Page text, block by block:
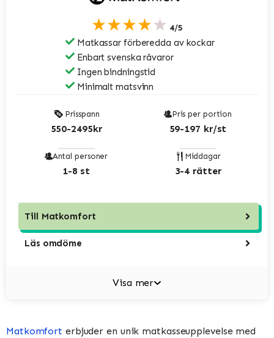
★★★★★ 4/5
Matkassar förberedda av kockar
Enbart svenska råvaror
Ingen bindningstid
Minimalt matsvinn
Prisspann
550-2495kr
Pris per portion
59-197 kr/st
Antal personer
1-8 st
Middagar
3-4 rätter
Till Matkomfort
Läs omdöme
Visa mer
Matkomfort erbjuder en unik matkasseupplevelse med